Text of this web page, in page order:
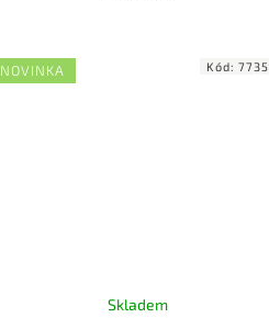
NOVINKA
Skladem
Kód:7735